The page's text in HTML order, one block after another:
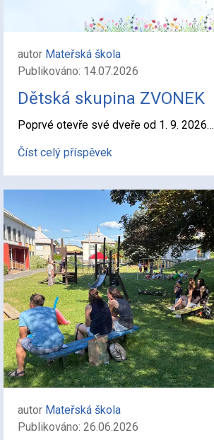
autor Mateřská škola
Publikováno: 14.07.2026
Dětská skupina ZVONEK
Poprvé otevře své dveře od 1. 9. 2026…
Číst celý příspěvek
autor Mateřská škola
Publikováno: 26.06.2026